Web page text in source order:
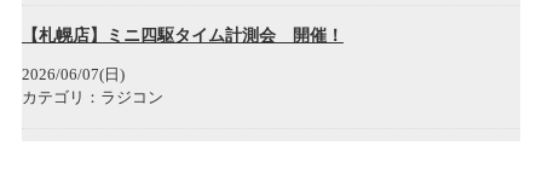
タムタム札幌店プラモデル展示会 「第4回 サツタム模型最前線」
【札幌店】ミニ四駆タイム計測会 開催！
2026/06/07(日)
カテゴリ：ラジコン